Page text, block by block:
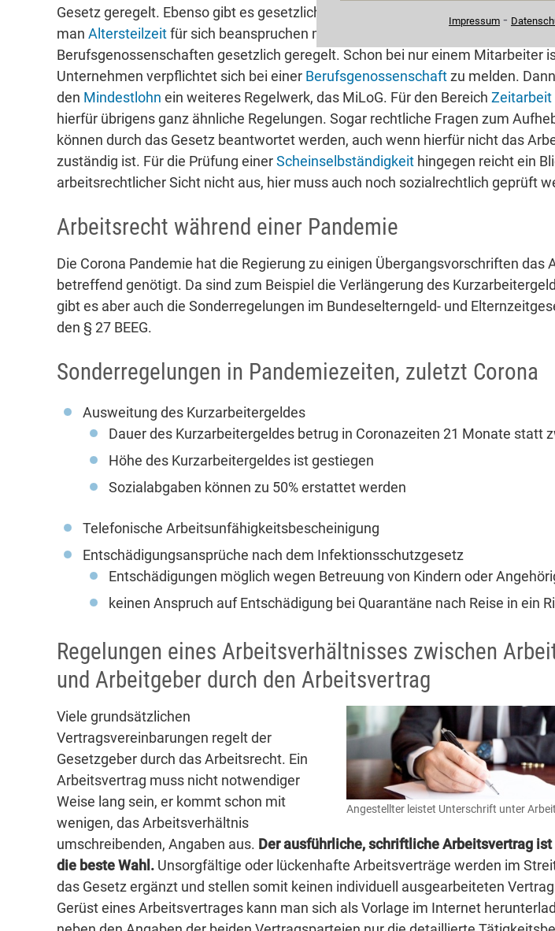
Gesetz geregelt. Ebenso gibt es gesetzliche Sicherheit bei
man Altersteilzeitfür sich beanspruchen möchte. Durch das SGB IV sind die
Berufsgenossenschaften gesetzlich geregelt. Schon bei nur einem Mitarbeiter
Unternehmen verpflichtet sich bei einer Berufsgenossenschaftzu melden.
den Mindestlohn ein weiteres Regelwerk, das MiLoG. Für den Bereich Zeitarbeit
hierfür übrigens ganz ähnliche Regelungen. Sogar rechtliche Fragen zum
können durch das Gesetz beantwortet werden, auch wenn hierfür nicht das
zuständig ist. Für die Prüfung einerScheinselbständigkeit hingegen reicht ein
arbeitsrechtlicher Sicht nicht aus, hier muss auch noch sozialrechtlich geprüft
Arbeitsrecht während einer Pandemie
Die Corona Pandemie hat die Regierung zu einigen Übergangsvorschriften das
betreffend genötigt. Da sind zum Beispiel die Verlängerung des
gibt es aber auch die Sonderregelungen im Bundeselterngeld- und
den § 27 BEEG.
Sonderregelungen in Pandemiezeiten, zuletzt Corona
Ausweitung des Kurzarbeitergeldes
Dauer des Kurzarbeitergeldes betrug in Coronazeiten 21 Monate statt
Höhe des Kurzarbeitergeldes ist gestiegen
Sozialabgaben können zu 50% erstattet werden
Telefonische Arbeitsunfähigkeitsbescheinigung
Entschädigungsansprüche nach dem Infektionsschutzgesetz
Entschädigungen möglich wegen Betreuung von Kindern oder
keinen Anspruch auf Entschädigung bei Quarantäne nach Reise in ein
Regelungen eines Arbeitsverhältnisses zwischen
und Arbeitgeber durch den Arbeitsvertrag
Angestellter leistet Unterschrift unter
Viele grundsätzlichen
Vertragsvereinbarungen regelt der
Gesetzgeber durch das Arbeitsrecht. Ein
Arbeitsvertrag muss nicht notwendiger
Weise lang sein, er kommt schon mit
wenigen, das Arbeitsverhältnis
umschreibenden, Angaben aus. Der ausführliche, schriftliche Arbeitsvertrag
die beste Wahl. Unsorgfältige oder lückenhafte Arbeitsverträge werden im
das Gesetz ergänzt und stellen somit keinen individuell ausgearbeiteten
Gerüst eines Arbeitsvertrages kann man sich als Vorlage im Internet
Impressum ⁃